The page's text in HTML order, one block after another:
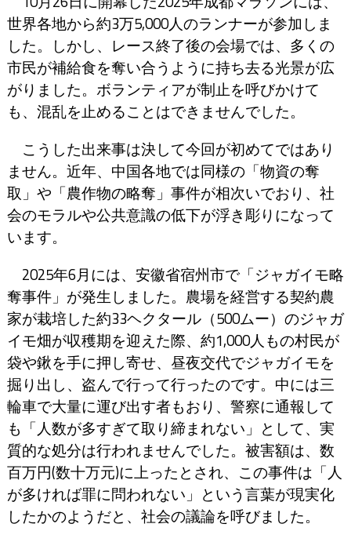
世界各地から約3万5,000人のランナーが参加しま
した。しかし、レース終了後の会場では、多くの
市民が補給食を奪い合うように持ち去る光景が広
がりました。ボランティアが制止を呼びかけて
も、混乱を止めることはできませんでした。
こうした出来事は決して今回が初めてではあり
ません。近年、中国各地では同様の「物資の奪
取」や「農作物の略奪」事件が相次いでおり、社
会のモラルや公共意識の低下が浮き彫りになって
います。
2025年6月には、安徽省宿州市で「ジャガイモ略
奪事件」が発生しました。農場を経営する契約農
家が栽培した約33ヘクタール（500ムー）のジャガ
イモ畑が収穫期を迎えた際、約1,000人もの村民が
袋や鍬を手に押し寄せ、昼夜交代でジャガイモを
掘り出し、盗んで行って行ったのです。中には三
輪車で大量に運び出す者もおり、警察に通報して
も「人数が多すぎて取り締まれない」として、実
質的な処分は行われませんでした。被害額は、数
百万円(数十万元)に上ったとされ、この事件は「人
が多ければ罪に問われない」という言葉が現実化
したかのようだと、社会の議論を呼びました。